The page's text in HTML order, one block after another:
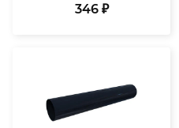
346 ₽